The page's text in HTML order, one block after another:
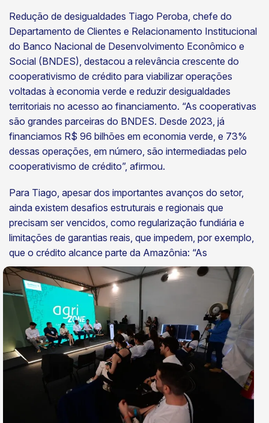
Redução de desigualdades Tiago Peroba, chefe do
Departamento de Clientes e Relacionamento Institucional
do Banco Nacional de Desenvolvimento Econômico e
Social (BNDES), destacou a relevância crescente do
cooperativismo de crédito para viabilizar operações
voltadas à economia verde e reduzir desigualdades
territoriais no acesso ao financiamento. “As cooperativas
são grandes parceiras do BNDES. Desde 2023, já
financiamos R$ 96 bilhões em economia verde, e 73%
dessas operações, em número, são intermediadas pelo
cooperativismo de crédito”, afirmou.
Para Tiago, apesar dos importantes avanços do setor,
ainda existem desafios estruturais e regionais que
precisam ser vencidos, como regularização fundiária e
limitações de garantias reais, que impedem, por exemplo,
que o crédito alcance parte da Amazônia: “As